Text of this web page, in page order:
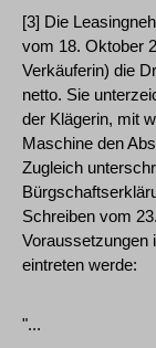
[3] Die
vom 18. Oktober
Verkäuferin) die
netto. Sie
der Klägerin, mit
Maschine den
Zugleich
Schreiben vom
Voraussetzungen
eintreten werde:
"...